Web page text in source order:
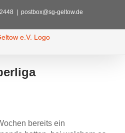
postbox@sg-geltow.de
bereits ein